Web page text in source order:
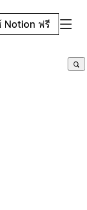
Notion ฟรี